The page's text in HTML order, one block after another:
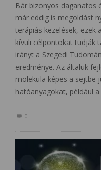
Bár bizonyos daganatos
már eddig is megoldást
terápiás kezelések, ezek
kívüli célpontokat tudják
irányt a Szegedi
eredménye. Az általuk
molekula képes a sejtbe
hatóanyagokat, például
0